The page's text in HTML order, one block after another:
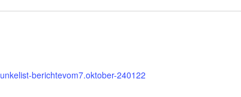
berichtevom7.oktober-240122